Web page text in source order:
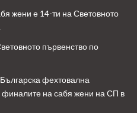
жени е 14-ти на Световното
първенство по
фехтовална
на сабя жени на СП в